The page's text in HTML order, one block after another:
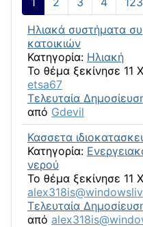
Hλιακά συστήματα
κατοικιών
Κατηγορία: Ηλιακή
Το θέμα ξεκίνησε 11
etsa67
Τελευταία
από Gdevil
Κασσετα
Κατηγορία:
νερού
Το θέμα ξεκίνησε 11
Τελευταία
από